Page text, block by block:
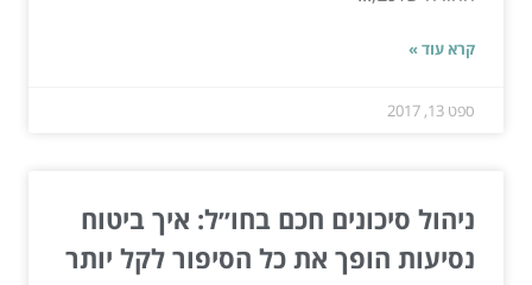
קרא עוד »
ספט 13, 2017
ניהול סיכונים חכם בחו״ל: איך ביטוח
נסיעות הופך את כל הסיפור לקל יותר